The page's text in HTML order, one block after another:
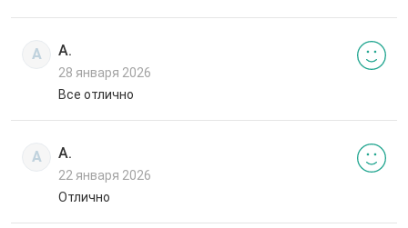
А А.
28 января 2026
Все отлично
А А.
22 января 2026
Отлично